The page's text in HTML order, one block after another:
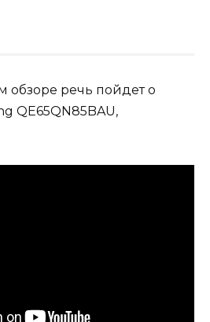
обзоре речь пойдет о
QE65QN85BAU,